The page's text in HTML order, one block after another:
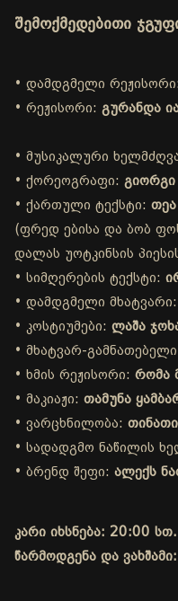
შემოქმედებითი
• დამდგმელი რეჟისორი:
• რეჟისორი: გურანდა
• მუსიკალური
• ქორეოგრაფი:
• ქართული ტექსტი: თეა
(ფრედ ებისა და ბობ
დალას უოტკინსის
• სიმღერების ტექსტი:
• დამდგმელი მხატვარი:
• კოსტიუმები: ლაშა
• მხატვარ-
• ხმის რეჟისორი: რომა
• მაკიაჟი: თამუნა
• ვარცხნილობა:
• სადადგმო ნაწილის
• ბრენდ შეფი: ალექს
კარი იხსნება: 20:00 სთ.
წარმოდგენა და